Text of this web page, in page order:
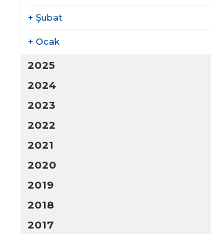
+ Şubat
+ Ocak
2025
2024
2023
2022
2021
2020
2019
2018
2017